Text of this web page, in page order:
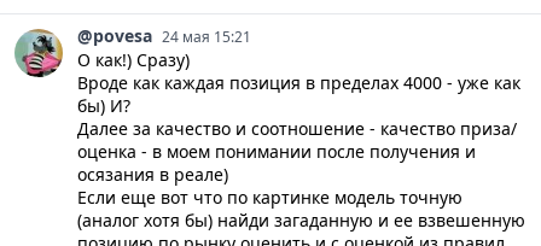
@povesa 24 мая 15:21
О как!) Сразу)
Вроде как каждая позиция в пределах 4000 - уже как
бы) И?
Далее за качество и соотношение - качество приза/
оценка - в моем понимании после получения и
осязания в реале)
Если еще вот что по картинке модель точную
(аналог хотя бы) найди загаданную и ее взвешенную